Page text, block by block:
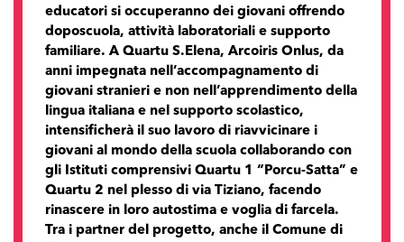
educatori si occuperanno dei giovani offrendo
doposcuola, attività laboratoriali e supporto
familiare. A Quartu S.Elena, Arcoiris Onlus, da
anni impegnata nell’accompagnamento di
giovani stranieri e non nell’apprendimento della
lingua italiana e nel supporto scolastico,
intensificherà il suo lavoro di riavvicinare i
giovani al mondo della scuola collaborando con
gli Istituti comprensivi Quartu 1 “Porcu-Satta” e
Quartu 2 nel plesso di via Tiziano, facendo
rinascere in loro autostima e voglia di farcela.
Tra i partner del progetto, anche il Comune di